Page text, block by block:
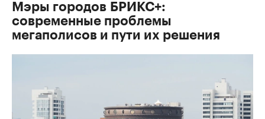
Мэры городов БРИКС+:
современные проблемы
мегаполисов и пути их решения